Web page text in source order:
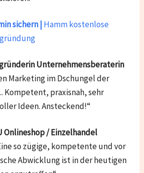
sichern | Hamm kostenlose
Unternehmensberaterin
Marketing im Dschungel der
Kompetent, praxisnah, sehr
Ideen. Ansteckend!“
Onlineshop / Einzelhandel
so zügige, kompetente und vor
Abwicklung ist in der heutigen